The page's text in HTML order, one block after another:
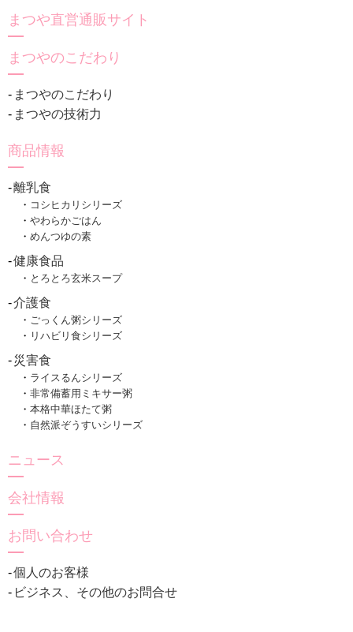
まつや直営通販サイト
まつやのこだわり
まつやのこだわり
まつやの技術力
商品情報
離乳食
コシヒカリシリーズ
やわらかごはん
めんつゆの素
健康食品
とろとろ玄米スープ
介護食
ごっくん粥シリーズ
リハビリ食シリーズ
災害食
ライスるんシリーズ
非常備蓄用ミキサー粥
本格中華ほたて粥
自然派ぞうすいシリーズ
ニュース
会社情報
お問い合わせ
個人のお客様
ビジネス、その他のお問合せ